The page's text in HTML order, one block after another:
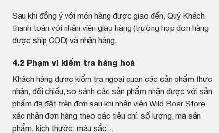
Sau khi đồng ý với món hàng được giao đến, Quý Khách
thanh toán với nhân viên giao hàng (trường hợp đơn hàng
được ship COD) và nhận hàng.
4.2 Phạm vi kiểm tra hàng hoá
Khách hàng được kiểm tra ngoại quan các sản phẩm thực
nhận, đối chiếu, so sánh các sản phẩm nhận được với sản
phẩm đã đặt trên đơn sau khi nhân viên Wild Boar Store
xác nhận đơn hàng theo các tiêu chí: số lượng, mã sản
phẩm, kích thước, màu sắc…